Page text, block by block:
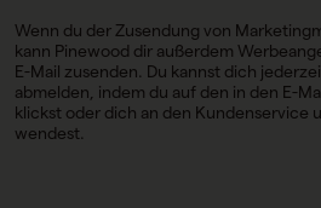
Wenn du der Zusendung von
kann Pinewood dir außerdem
E-Mail zusenden. Du kannst dich
abmelden, indem du auf den in den E-
klickst oder dich an den Kundenservice
wendest.